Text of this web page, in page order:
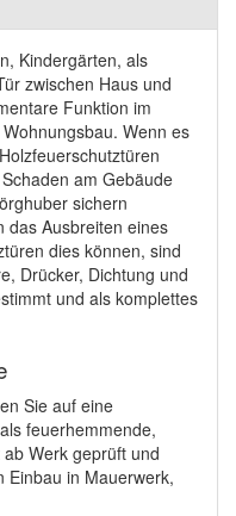
Kindergärten, als
zwischen Haus und
Funktion im
Wenn es
am Gebäude
sichern
das Ausbreiten eines
dies können, sind
Drücker, Dichtung und
und als komplettes
Sie auf eine
feuerhemmende,
Werk geprüft und
Einbau in Mauerwerk,